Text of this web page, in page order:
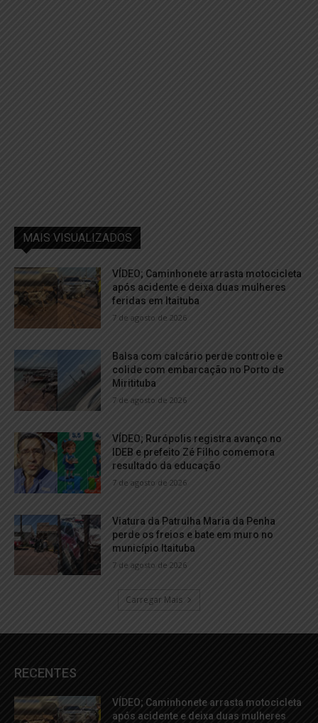
MAIS VISUALIZADOS
VÍDEO; Caminhonete arrasta motocicleta
após acidente e deixa duas mulheres
feridas em Itaituba
7 de agosto de 2026
Balsa com calcário perde controle e
colide com embarcação no Porto de
Miritituba
7 de agosto de 2026
VÍDEO; Rurópolis registra avanço no
IDEB e prefeito Zé Filho comemora
resultado da educação
7 de agosto de 2026
Viatura da Patrulha Maria da Penha
perde os freios e bate em muro no
município Itaituba
7 de agosto de 2026
Carregar Mais
RECENTES
VÍDEO; Caminhonete arrasta motocicleta
após acidente e deixa duas mulheres